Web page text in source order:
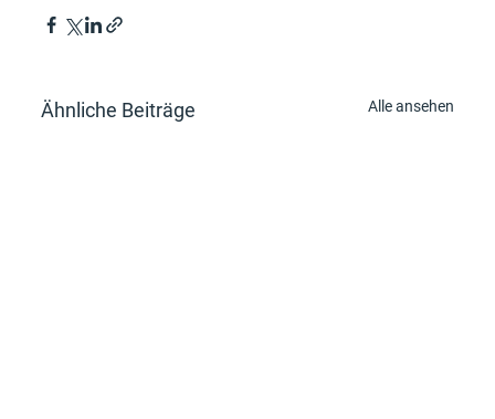
Ähnliche Beiträge Alle ansehen